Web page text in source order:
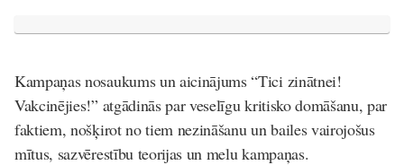
Kampaņas nosaukums un aicinājums “Tici zinātnei!
Vakcinējies!” atgādinās par veselīgu kritisko domāšanu, par
faktiem, nošķirot no tiem nezināšanu un bailes vairojošus
mītus, sazvērestību teorijas un melu kampaņas.